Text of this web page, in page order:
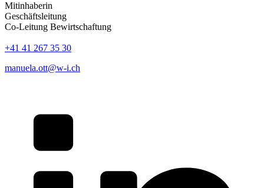
Mitinhaberin
Geschäftsleitung
Co-Leitung Bewirtschaftung
+41 41 267 35 30
manuela.ott@w-i.ch